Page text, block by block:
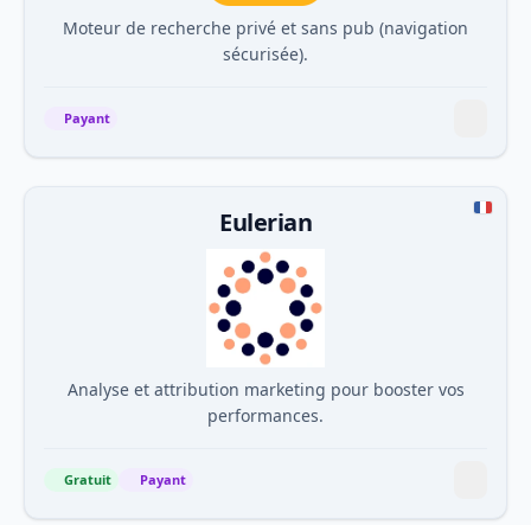
Moteur de recherche privé et sans pub (navigation
sécurisée).
Payant
Eulerian
Analyse et attribution marketing pour booster vos
performances.
Gratuit Payant